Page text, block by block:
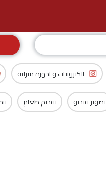
الكترونيات و اجهزة منزلية
تصوير فيديو تقديم طعام